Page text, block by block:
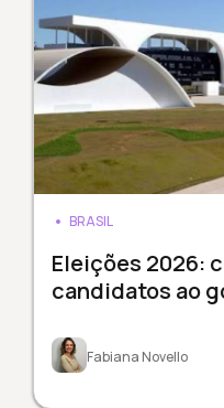
BRASIL
Eleições 2026:
candidatos ao
Fabiana Novello